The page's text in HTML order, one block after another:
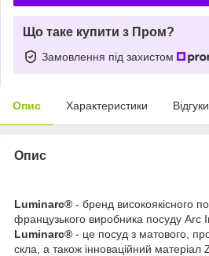
Що таке купити з Пром?
Замовлення під захистом
Опис Характеристики
Опис
Luminarc® - бренд високоякісного
французького виробника посуду Arc
Luminarc® - це посуд з матового,
скла, а також інноваційний матеріал